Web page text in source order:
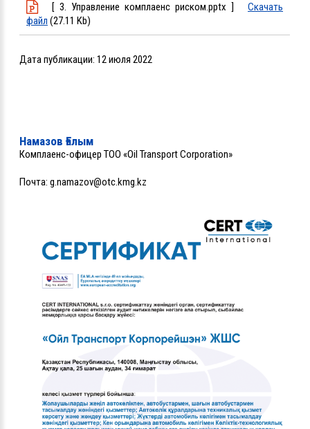
[ 3. Управление комплаенс риском.pptx ]
Скачать
файл (27.11 Kb)
Дата публикации: 12 июля 2022
Намазов Ғалым
Комплаенс-офицер ТОО «Oil Transport Corporation»
Почта: g.namazov@otc.kmg.kz